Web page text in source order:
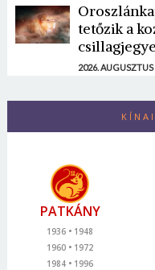
tetőzik a
2026. AUGUSZTUS
PATKÁNY
1936
1948
1960
1972
1984
1996